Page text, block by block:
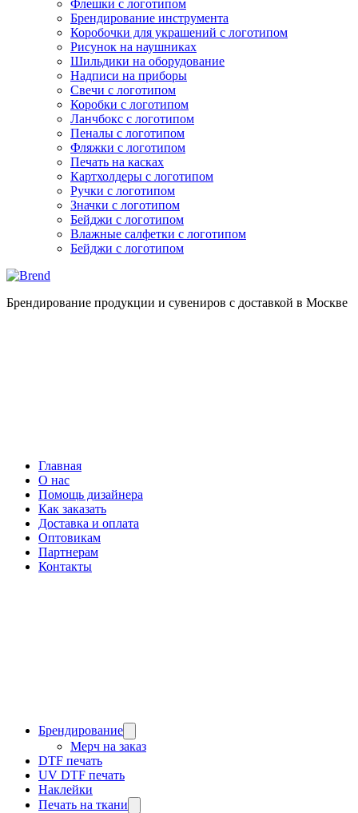
Флешки с логотипом
Брендирование инструмента
Коробочки для украшений с логотипом
Рисунок на наушниках
Шильдики на оборудование
Надписи на приборы
Свечи с логотипом
Коробки с логотипом
Ланчбокс с логотипом
Пеналы с логотипом
Фляжки с логотипом
Печать на касках
Картхолдеры с логотипом
Ручки с логотипом
Значки с логотипом
Бейджи с логотипом
Влажные салфетки с логотипом
Бейджи с логотипом
Брендирование продукции и сувениров с доставкой в Москве
Главная
О нас
Помощь дизайнера
Как заказать
Доставка и оплата
Оптовикам
Партнерам
Контакты
Брендирование
Мерч на заказ
DTF печать
UV DTF печать
Наклейки
Печать на ткани